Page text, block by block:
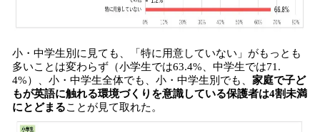
小・中学生別に見ても、「特に用意していない」がもっとも
多いことは変わらず（小学生では63.4%、中学生では71.
4%）、小・中学生全体でも、小・中学生別でも、 家庭で子ど
もが英語に触れる環境づくりを意識している保護者は4割未満
にとどまることが見て取れた。